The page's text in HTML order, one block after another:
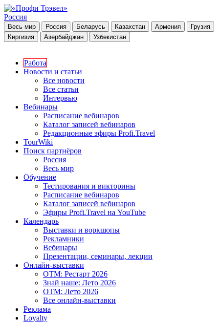
Россия
Весь мир Россия Беларусь Казахстан Армения
Грузия
Киргизия
Азербайджан Узбекистан
Работа
Новости и статьи
Все новости
Все статьи
Интервью
Вебинары
Расписание вебинаров
Каталог записей вебинаров
Редакционные эфиры Profi.Travel
TourWiki
Поиск партнёров
Россия
Весь мир
Обучение
Тестирования и викторины
Расписание вебинаров
Каталог записей вебинаров
Эфиры Profi.Travel на YouTube
Календарь
Выставки и воркшопы
Рекламники
Вебинары
Презентации, семинары, лекции
Онлайн-выставки
OTM: Рестарт 2026
Знай наше: Лето 2026
OTM: Лето 2026
Все онлайн-выставки
Реклама
Loyalty